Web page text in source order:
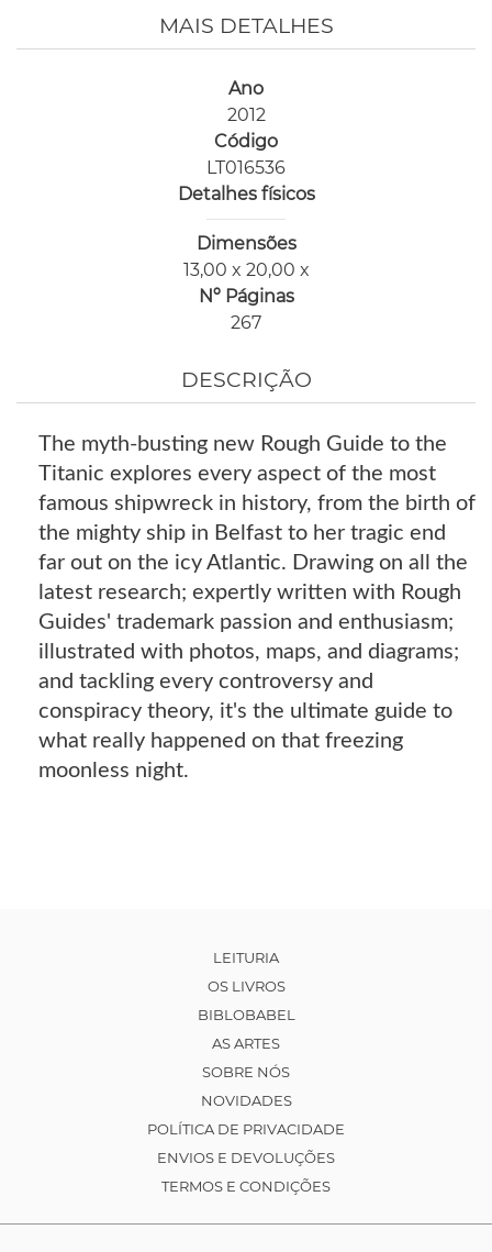
MAIS DETALHES
Ano
2012
Código
LT016536
Detalhes físicos
Dimensões
13,00 x 20,00 x
Nº Páginas
267
DESCRIÇÃO
The myth-busting new Rough Guide to the
Titanic explores every aspect of the most
famous shipwreck in history, from the birth of
the mighty ship in Belfast to her tragic end
far out on the icy Atlantic. Drawing on all the
latest research; expertly written with Rough
Guides' trademark passion and enthusiasm;
illustrated with photos, maps, and diagrams;
and tackling every controversy and
conspiracy theory, it's the ultimate guide to
what really happened on that freezing
moonless night.
LEITURIA
OS LIVROS
BIBLOBABEL
AS ARTES
SOBRE NÓS
NOVIDADES
POLÍTICA DE PRIVACIDADE
ENVIOS E DEVOLUÇÕES
TERMOS E CONDIÇÕES